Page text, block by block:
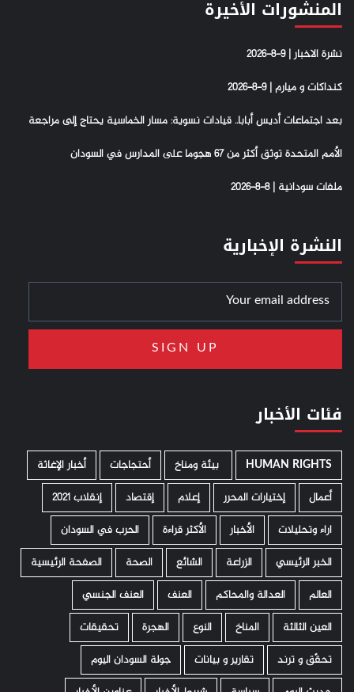
المنشورات الأخيرة
نشرة الاخبار | 9-8-2026
كنداكات و ميارم | 9-8-2026
بعد اجتماعات أديس أبابا.. قيادات نسوية: مسار الخماسية يحتاج إلى مراجعة
الأمم المتحدة توثق أكثر من 67 هجوما على المدارس في السودان
ملفات سودانية | 8-8-2026
النشرة الإخبارية
فئات الأخبار
HUMAN RIGHTS ­ بيئة ومناخ أحتجاجات
أخبار الإغاثة
أعمال
إختيارات المحرر إعلام إقتصاد
إنقلاب 2021
اراء وتحليلات
الأخبار الأكثر قراءة
الحرب في السودان
الخبر الرئيسي
الزراعة الشائع الصحة
الصفحة الرئيسية
العالم
العدالة والمحاكم العنف
العنف الجنسي
العين الثالثة
المناخ النوع الهجرة
تحقيقات
تحقّق و ترند
تقارير و بيانات
جولة السودان اليوم